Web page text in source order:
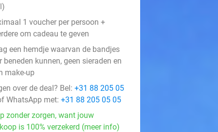
1 voucher per persoon +
om cadeau te geven
een hemdje waarvan de bandjes
beneden kunnen, geen sieraden en
make-up
over de deal? Bel: +31 88 205 05
WhatsApp met: +31 88 205 05 05
zonder zorgen, want jouw
is 100% verzekerd (meer info)